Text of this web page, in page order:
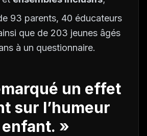
93 parents, 40 éducateurs
que de 203 jeunes âgés
à un questionnaire.
un effet
sur l’humeur
»